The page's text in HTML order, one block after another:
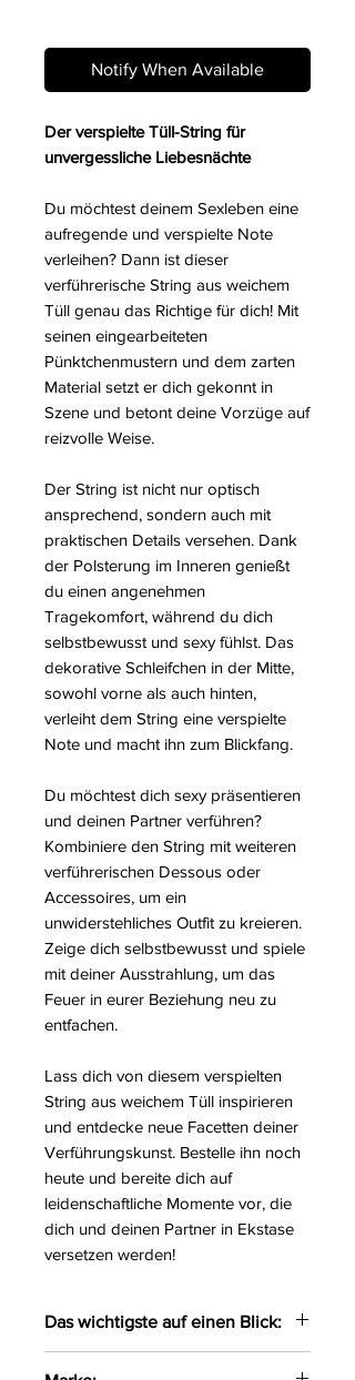
Notify When Available
Der verspielte Tüll-String für
unvergessliche Liebesnächte
Du möchtest deinem Sexleben eine
aufregende und verspielte Note
verleihen? Dann ist dieser
verführerische String aus weichem
Tüll genau das Richtige für dich! Mit
seinen eingearbeiteten
Pünktchenmustern und dem zarten
Material setzt er dich gekonnt in
Szene und betont deine Vorzüge auf
reizvolle Weise.
Der String ist nicht nur optisch
ansprechend, sondern auch mit
praktischen Details versehen. Dank
der Polsterung im Inneren genießt
du einen angenehmen
Tragekomfort, während du dich
selbstbewusst und sexy fühlst. Das
dekorative Schleifchen in der Mitte,
sowohl vorne als auch hinten,
verleiht dem String eine verspielte
Note und macht ihn zum Blickfang.
Du möchtest dich sexy präsentieren
und deinen Partner verführen?
Kombiniere den String mit weiteren
verführerischen Dessous oder
Accessoires, um ein
unwiderstehliches Outfit zu kreieren.
Zeige dich selbstbewusst und spiele
mit deiner Ausstrahlung, um das
Feuer in eurer Beziehung neu zu
entfachen.
Lass dich von diesem verspielten
String aus weichem Tüll inspirieren
und entdecke neue Facetten deiner
Verführungskunst. Bestelle ihn noch
heute und bereite dich auf
leidenschaftliche Momente vor, die
dich und deinen Partner in Ekstase
versetzen werden!
Das wichtigste auf einen Blick: